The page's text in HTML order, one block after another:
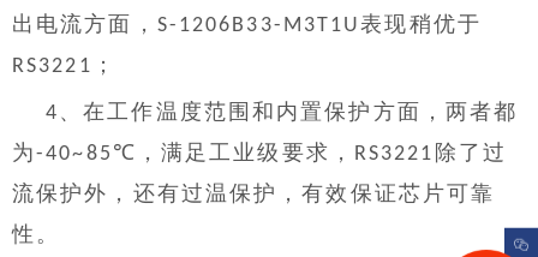
出电流方面， S-1206B33-M3T1U表现稍优于
RS3221 ；
4 、在工作温度范围和内置保护方面，两者都
为-40~85℃ ，满足工业级要求， RS3221 除了过
流保护外，还有过温保护，有效保证芯片可靠
性。